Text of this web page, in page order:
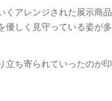
くアレンジされた展示商品
優しく見守っている姿が多
立ち寄られていったのが印